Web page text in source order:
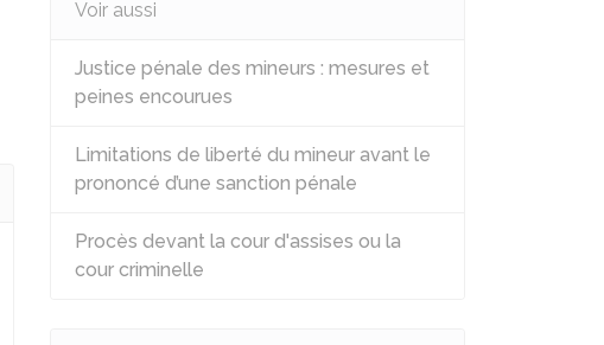
Voir aussi
Justice pénale des mineurs : mesures et
peines encourues
Limitations de liberté du mineur avant le
prononcé d’une sanction pénale
Procès devant la cour d'assises ou la
cour criminelle